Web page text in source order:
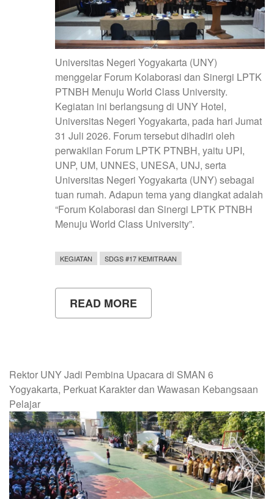
Universitas Negeri Yogyakarta (UNY)
menggelar Forum Kolaborasi dan Sinergi LPTK
PTNBH Menuju World Class University.
Kegiatan ini berlangsung di UNY Hotel,
Universitas Negeri Yogyakarta, pada hari Jumat
31 Juli 2026. Forum tersebut dihadiri oleh
perwakilan Forum LPTK PTNBH, yaitu UPI,
UNP, UM, UNNES, UNESA, UNJ, serta
Universitas Negeri Yogyakarta (UNY) sebagai
tuan rumah. Adapun tema yang diangkat adalah
“Forum Kolaborasi dan Sinergi LPTK PTNBH
Menuju World Class University”.
KEGIATAN SDGS #17 KEMITRAAN
READ MORE
UNIVERSITAS
FORUM
KOLABORASI
DAN
LPTK
PTNBH
MENUJU
WORLD
CLASS
UNIVERSITY
Rektor UNY Jadi Pembina Upacara di SMAN 6
Yogyakarta, Perkuat Karakter dan Wawasan Kebangsaan
Pelajar